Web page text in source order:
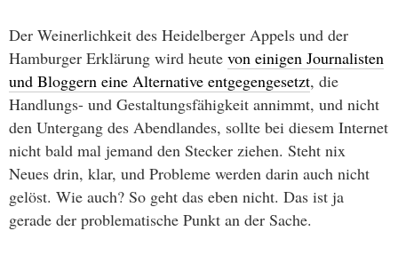
Der Weinerlichkeit des Heidelberger Appels und der
Hamburger Erklärung wird heute von einigen Journalisten
und Bloggern eine Alternative entgegengesetzt, die
Handlungs- und Gestaltungsfähigkeit annimmt, und nicht
den Untergang des Abendlandes, sollte bei diesem Internet
nicht bald mal jemand den Stecker ziehen. Steht nix
Neues drin, klar, und Probleme werden darin auch nicht
gelöst. Wie auch? So geht das eben nicht. Das ist ja
gerade der problematische Punkt an der Sache.